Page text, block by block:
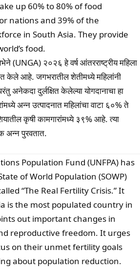
up 60% to 80% of food
nations and 39% of the
in South Asia. They provide
food.
(UNGA) २०२६ हे वर्ष आंतरराष्ट्रीय महिला
केले आहे. जगभरातील शेतीमध्ये महिलांनी
अनेकदा दुर्लक्षित केलेल्या योगदानाचा हा
अन्न उत्पादनात महिलांचा वाटा ६०% ते
कृषी कामगारांमध्ये ३९% आहे. त्या
अन्न पुरवतात.
Population Fund (UNFPA) has
of World Population (SOWP)
“The Real Fertility Crisis.” It
is the most populated country in
out important changes in
reproductive freedom. It urges
on their unmet fertility goals
about population reduction.